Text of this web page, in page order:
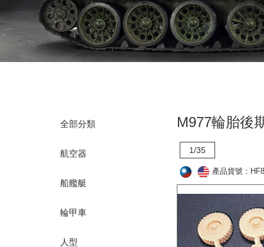
全部分類
航空器
船艦艇
輪甲車
人型
M977輪胎後
1/35
產品貨號：